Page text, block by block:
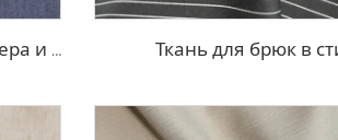
Ткань, похожая на деним, из полиэстера и вискозы Ткань для брюк в